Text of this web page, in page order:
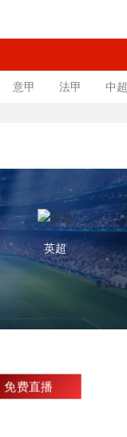
意甲 法甲 中超
英超
免费直播